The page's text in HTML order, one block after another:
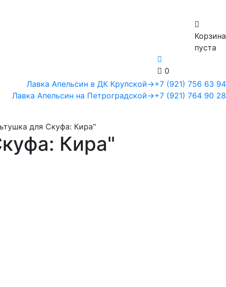
Корзина
пуста
0
+7 (921) 756 63 94
+7 (921) 764 90 28
Лавка Апельсин в ДК Крупской→
Лавка Апельсин на Петроградской→
для Скуфа: Кира"
Кира"